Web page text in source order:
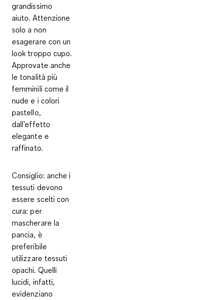
grandissimo
aiuto. Attenzione
solo a non
esagerare con un
look troppo cupo.
Approvate anche
le tonalità più
femminili come il
nude e i colori
pastello,
dall’effetto
elegante e
raffinato.
Consiglio: anche i
tessuti devono
essere scelti con
cura: per
mascherare la
pancia, è
preferibile
utilizzare tessuti
opachi. Quelli
lucidi, infatti,
evidenziano